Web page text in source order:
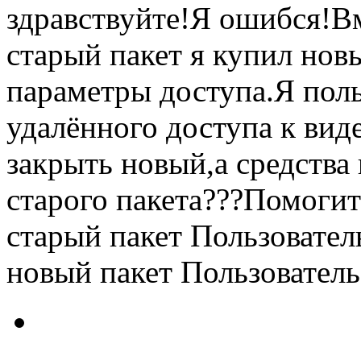
здравствуйте!Я
старый пакет я купил
параметры доступа.Я
удалённого доступа к
закрыть новый,а
старого
старый пакет
новый пакет